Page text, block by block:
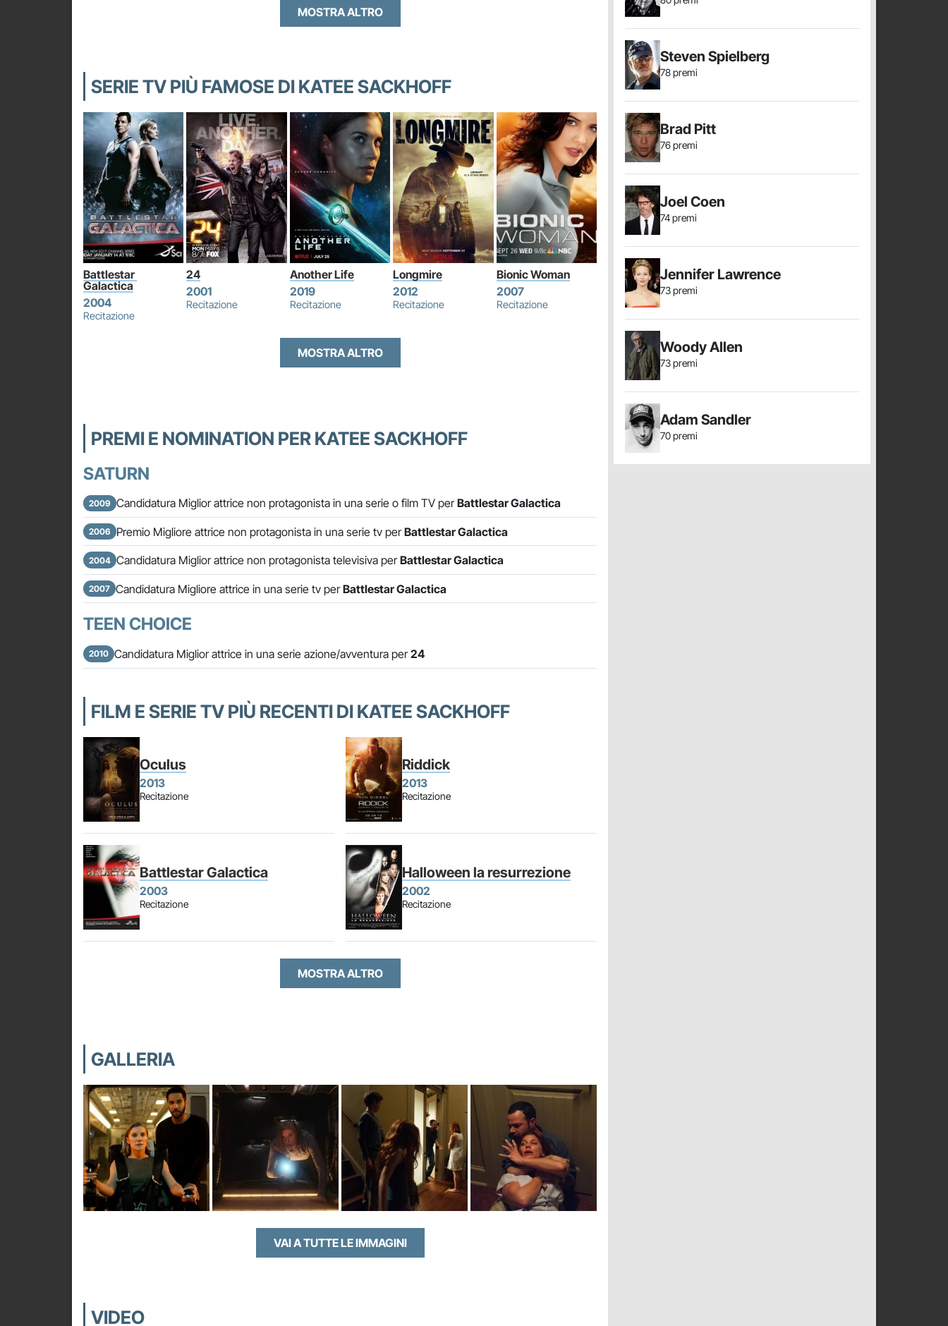
MOSTRA ALTRO
SERIE TV PIÙ FAMOSE DI KATEE SACKHOFF
Battlestar
Galactica
2004
Recitazione
24
2001
Recitazione
Another Life
2019
Recitazione
Longmire
2012
Recitazione
Bionic Woman
2007
Recitazione
MOSTRA ALTRO
PREMI E NOMINATION PER KATEE SACKHOFF
SATURN
2009 Candidatura Miglior attrice non protagonista in una serie o film TV perBattlestar Galactica
2006 Premio Migliore attrice non protagonista in una serie tv perBattlestar Galactica
2004 Candidatura Miglior attrice non protagonista televisiva perBattlestar Galactica
2007 Candidatura Migliore attrice in una serie tv perBattlestar Galactica
TEEN CHOICE
2010 Candidatura Miglior attrice in una serie azione/avventura per24
FILM E SERIE TV PIÙ RECENTI DI KATEE SACKHOFF
Oculus
2013
Recitazione
Riddick
2013
Recitazione
Battlestar Galactica
2003
Recitazione
Halloween la resurrezione
2002
Recitazione
MOSTRA ALTRO
GALLERIA
VAI A TUTTE LE IMMAGINI
VIDEO
Steven Spielberg
78 premi
Brad Pitt
76 premi
Joel Coen
74 premi
Jennifer Lawrence
73 premi
Woody Allen
73 premi
Adam Sandler
70 premi